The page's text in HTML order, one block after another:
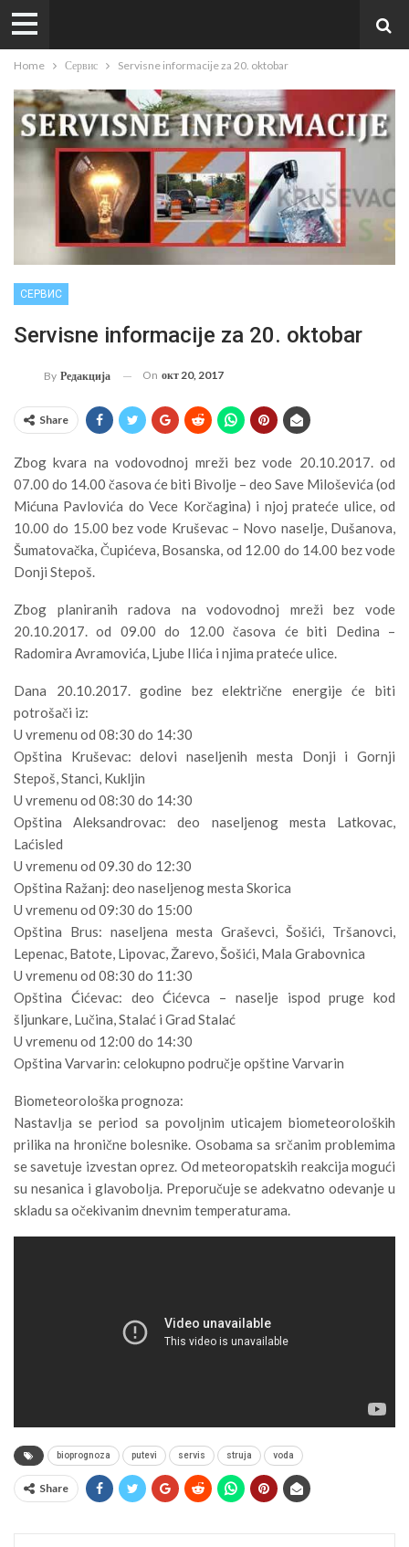
Home Сервис Servisne informacije za 20. oktobar
СЕРВИС
Servisne informacije za 20. oktobar
By Редакција On окт 20, 2017
Share
Zbog kvara na vodovodnoj mreži bez vode 20.10.2017. od
07.00 do 14.00 časova će biti Bivolje – deo Save Miloševića (od
Mićuna Pavlovića do Vece Korčagina) i njoj prateće ulice, od
10.00 do 15.00 bez vode Kruševac – Novo naselje, Dušanova,
Šumatovačka, Čupićeva, Bosanska, od 12.00 do 14.00 bez vode
Donji Stepoš.
Zbog planiranih radova na vodovodnoj mreži bez vode
20.10.2017. od 09.00 do 12.00 časova će biti Dedina –
Radomira Avramovića, Ljube Ilića i njima prateće ulice.
Dana 20.10.2017. godine bez električne energije će biti
potrošači iz:
U vremenu od 08:30 do 14:30
Opština Kruševac: delovi naseljenih mesta Donji i Gornji
Stepoš, Stanci, Kukljin
U vremenu od 08:30 do 14:30
Opština Aleksandrovac: deo naseljenog mesta Latkovac,
Laćisled
U vremenu od 09.30 do 12:30
Opština Ražanj: deo naseljenog mesta Skorica
U vremenu od 09:30 do 15:00
Opština Brus: naseljena mesta Graševci, Šošići, Tršanovci,
Lepenac, Batote, Lipovac, Žarevo, Šošići, Mala Grabovnica
U vremenu od 08:30 do 11:30
Opština Ćićevac: deo Ćićevca – naselje ispod pruge kod
šljunkare, Lučina, Stalać i Grad Stalać
U vremenu od 12:00 do 14:30
Opština Varvarin: celokupno područje opštine Varvarin
Biometeorološka prognoza:
Nastavlјa se period sa povolјnim uticajem biometeoroloških
prilika na hronične bolesnike. Osobama sa srčanim problemima
se savetuje izvestan oprez. Od meteoropatskih reakcija mogući
su nesanica i glavobolјa. Preporučuje se adekvatno odevanje u
skladu sa očekivanim dnevnim temperaturama.
bioprognoza putevi servis struja voda
Share